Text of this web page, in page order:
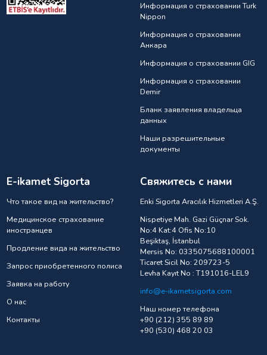
Информация о страховании Turk
Nippon
Информация о страховании
Анкарa
Информация о страховании GIG
Информация о страховании
Demir
Бланк заявления владельца
данных
Наши разрешительные
документы
E-ikamet Sigorta
Что такое вид на жительство?
Медицинское страхование
иностранцев
Продление вида на жительство
Запрос приобретенного полиса
Заявка на работу
О нас
Контакты
Свяжитесь с нами
Enki Sigorta Aracılık Hizmetleri A.Ş.
Nispetiye Mah. Gazi Güçnar Sok.
No:4 Kat:4 Ofis No:10
Beşiktaş, İstanbul
Mersis No: 0335075688100001
Ticaret Sicil No: 209723-5
Levha Kayıt No : T191016-LEL9
info@e-ikametsigorta.com
Наш номер телефона
+90 (212) 355 89 89
+90 (530) 468 20 03